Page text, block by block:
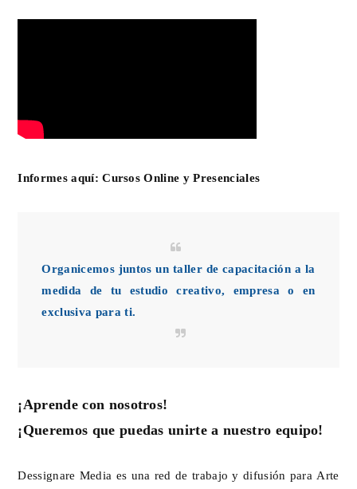
Informes aquí:Cursos Online y Presenciales
Organicemos juntos un taller de capacitación a la
medida de tu estudio creativo, empresa o en
exclusiva para ti.
¡Aprende con nosotros!
¡Queremos que puedas unirte a nuestro equipo!
Dessignare Media es una red de trabajo y difusión para Arte